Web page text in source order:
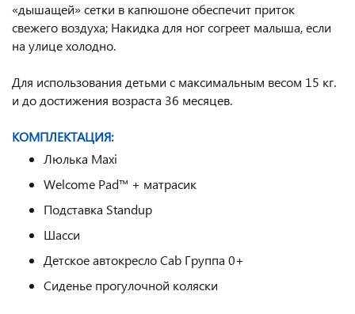
«дышащей» сетки в капюшоне обеспечит приток
свежего воздуха; Накидка для ног согреет малыша, если
на улице холодно.
Для использования детьми с максимальным весом 15 кг.
и до достижения возраста 36 месяцев.
КОМПЛЕКТАЦИЯ:
Люлька Maxi
Welcome Pad™ + матрасик
Подставка Standup
Шасси
Детское автокресло Cab Группа 0+
Сиденье прогулочной коляски